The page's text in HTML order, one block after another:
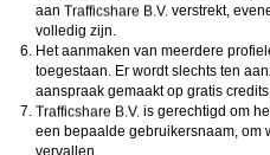
aan
verstrekt,
volledig zijn.
Het aanmaken van meerdere
toegestaan. Er wordt slechts ten
aanspraak gemaakt op gratis
is gerechtigd om
een bepaalde gebruikersnaam, om
vervallen.